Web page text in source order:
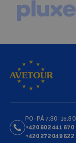
PO–PÁ 7:30-15:30
+420 602 441 670
+420 272 049 622